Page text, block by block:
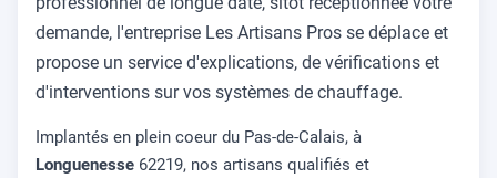
demande, l'entreprise Les Artisans Pros se déplace et
propose un service d'explications, de vérifications et
d'interventions sur vos systèmes de chauffage.
Implantés en plein coeur du Pas-de-Calais, à
Longuenesse 62219, nos artisans qualifiés et